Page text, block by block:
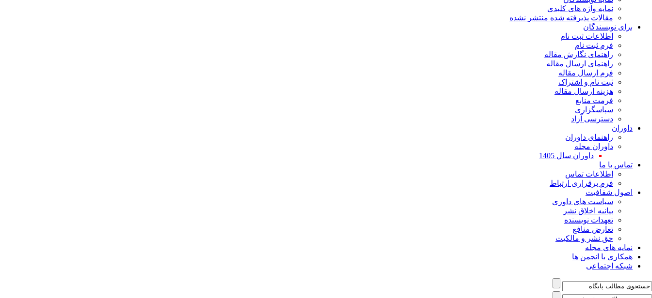
نمایه واژه های کلیدی
مقالات پذیرفته شده منتشر نشده
برای نویسندگان
اطلاعات ثبت نام
فرم ثبت نام
راهنمای نگارش مقاله
راهنمای ارسال مقاله
فرم ارسال مقاله
ثبت نام و اشتراک
هزینه ارسال مقاله
فرمت منابع
سپاسگزاری
دسترسی آزاد
داوران
راهنمای داوران
داوران مجله
داوران سال 1405
تماس با ما
اطلاعات تماس
فرم برقراری ارتباط
اصول شفافیت
سیاست های داوری
بیانیه اخلاق نشر
تعهدات نویسنده
تعارض منافع
حق نشر و مالکیت
نمایه های مجله
همکاری با انجمن ها
شبکه اجتماعی